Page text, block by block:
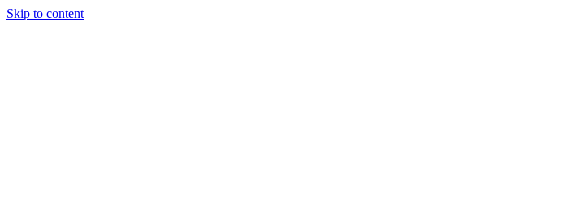
Skip to content